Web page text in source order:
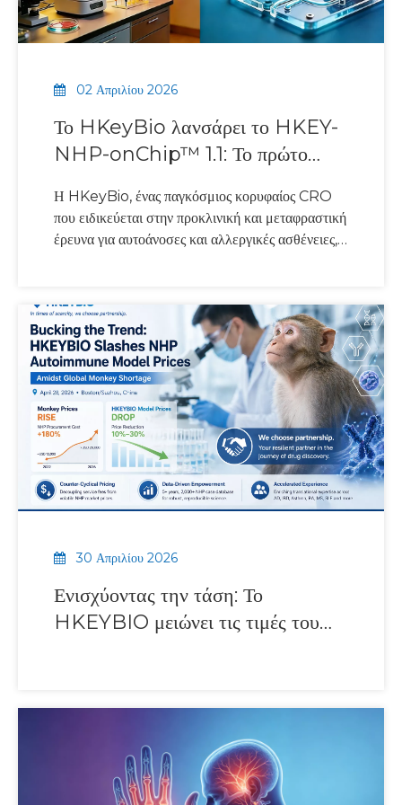
02 Απριλίου 2026
Το HKeyBio λανσάρει το HKEY-
NHP-onChip™ 1.1: Το πρώτο
για αυτοάνοσες και αλλεργικές
ασθένειες
Η HKeyBio, ένας παγκόσμιος κορυφαίος CRO
που ειδικεύεται στην προκλινική και μεταφραστική
έρευνα για αυτοάνοσες και αλλεργικές ασθένειες,
πρώτου στον κόσμο μοντέλου συστήματος μη
ανθρώπινου πρωτεύοντος (NHP) αφιερωμένο στα
αυτοάνοσα και αλλεργικά
30 Απριλίου 2026
Ενισχύοντας την τάση: Το
HKEYBIO μειώνει τις τιμές του